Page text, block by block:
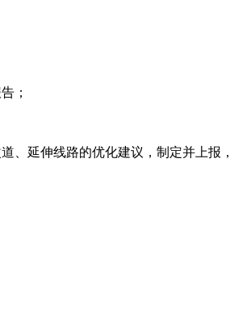
；
、延伸线路的优化建议，制定并上报